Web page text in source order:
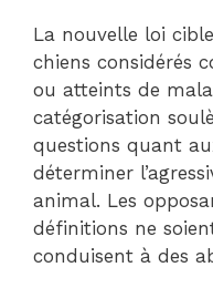
La nouvelle loi
chiens considérés
ou atteints de
catégorisation
questions quant
déterminer
animal. Les
définitions ne
conduisent à des